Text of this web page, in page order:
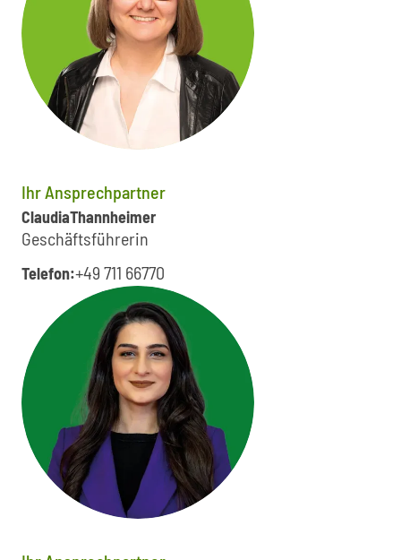
Ihr Ansprechpartner
ClaudiaThannheimer
Geschäftsführerin
Telefon:+49 711 66770